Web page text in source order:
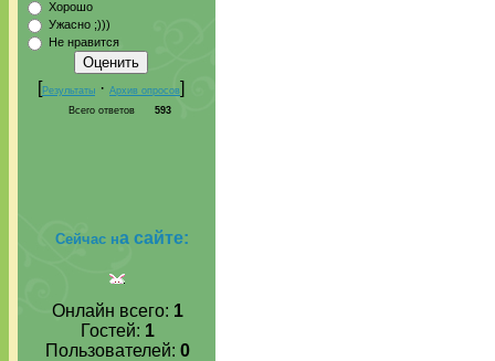
Хорошо
Ужасно ;)))
Не нравится
[Результаты · Архив опросов]
Всего ответов 593
Сейчас на сайте:
Онлайн всего: 1
Гостей: 1
Пользователей: 0